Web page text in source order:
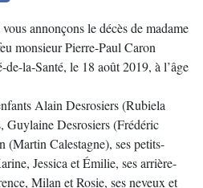
annonçons le décès de madame
monsieur Pierre-Paul Caron
la-Santé, le 18 août 2019, à l’âge
Alain Desrosiers (Rubiela
Guylaine Desrosiers (Frédéric
(Martin Calestagne), ses petits-
Jessica et Émilie, ses arrière-
Milan et Rosie, ses neveux et